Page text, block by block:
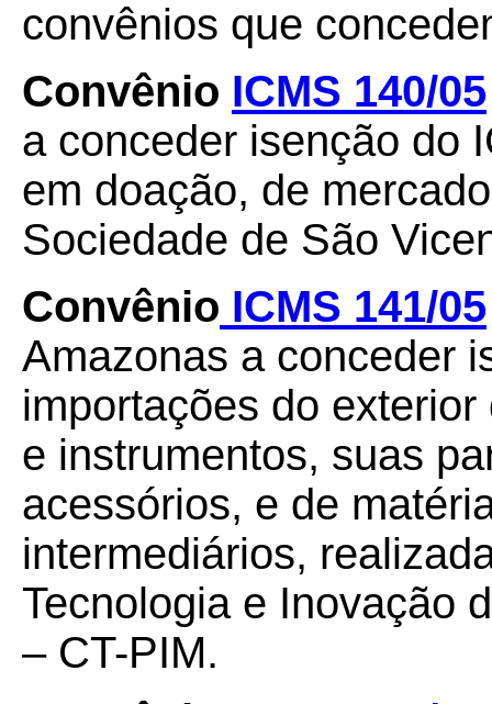
convênios que
Convênio ICMS 140/05
a conceder isenção do
em doação, de
Sociedade de São
Convênio ICMS 141/05
Amazonas a conceder
importações do
e instrumentos, suas
acessórios, e de
intermediários,
Tecnologia e Inovação
– CT-PIM.